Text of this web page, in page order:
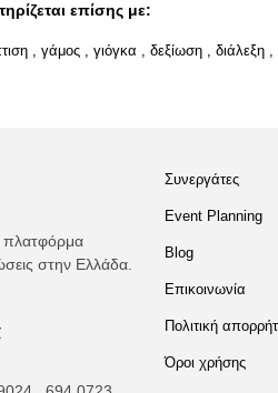
επίσης με:
, γάμος , γιόγκα , δεξίωση , διάλεξη ,
πλατφόρμα
στην Ελλάδα.
Συνεργάτες
Event Planning
Blog
Επικοινωνία
Πολιτική
Όροι χρήσης